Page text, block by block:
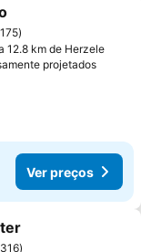
favoritos
175
12.8 km de Herzele
projetadosVer
Ver preços
favoritos
316